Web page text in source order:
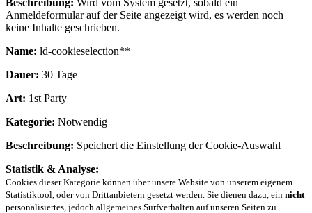
Beschreibung: Wird vom System gesetzt, sobald ein
Anmeldeformular auf der Seite angezeigt wird, es werden noch
keine Inhalte geschrieben.
Name: ld-cookieselection**
Dauer: 30 Tage
Art: 1st Party
Kategorie: Notwendig
Beschreibung: Speichert die Einstellung der Cookie-Auswahl
Statistik & Analyse:
Cookies dieser Kategorie können über unsere Website von unserem eigenem
Statistiktool, oder von Drittanbietern gesetzt werden. Sie dienen dazu, ein nicht
personalisiertes, jedoch allgemeines Surfverhalten auf unseren Seiten zu